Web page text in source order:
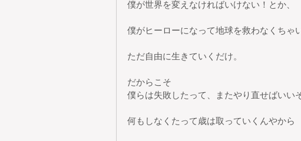
僕が世界を変えなければいけない！とか、
僕がヒーローになって地球を救わなくちゃ
ただ自由に生きていくだけ。
だからこそ
僕らは失敗したって、またやり直せばいい
何もしなくたって歳は取っていくんやから